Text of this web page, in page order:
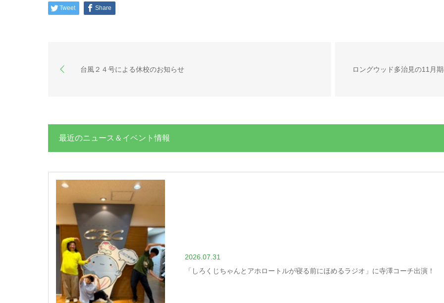
Tweet Share
台風２４号による休校のお知らせ ロングウッド多治見の11月
最近のニュース＆イベント情報
2026.07.31
「しろくじちゃんとアホロートルが寝る前にほめるラジオ」に寺澤コーチ出演！